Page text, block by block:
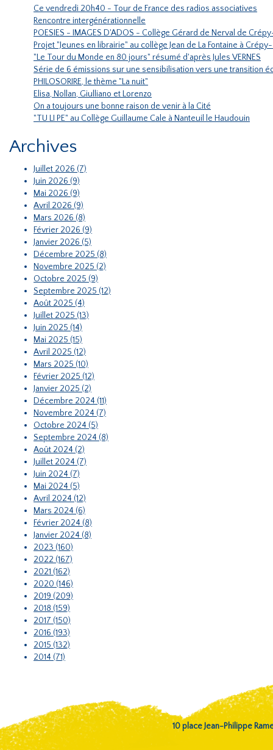
Ce vendredi 20h40 - Tour de France des radios associatives
Rencontre intergénérationnelle
POESIES - IMAGES D'ADOS - Collège Gérard de Nerval de
Projet "Jeunes en librairie" au collège Jean de La Fontaine à
"Le Tour du Monde en 80 jours" résumé d'après Jules VERNES
Série de 6 émissions sur une sensibilisation vers une transition
PHILOSORIRE, le thème "La nuit"
Elisa, Nollan, Giulliano et Lorenzo
On a toujours une bonne raison de venir à la Cité
"TU LI PE" au Collège Guillaume Cale à Nanteuil le Haudouin
Archives
Juillet 2026 (7)
Juin 2026 (9)
Mai 2026 (9)
Avril 2026 (9)
Mars 2026 (8)
Février 2026 (9)
Janvier 2026 (5)
Décembre 2025 (8)
Novembre 2025 (2)
Octobre 2025 (9)
Septembre 2025 (12)
Août 2025 (4)
Juillet 2025 (13)
Juin 2025 (14)
Mai 2025 (15)
Avril 2025 (12)
Mars 2025 (10)
Février 2025 (12)
Janvier 2025 (2)
Décembre 2024 (11)
Novembre 2024 (7)
Octobre 2024 (5)
Septembre 2024 (8)
Août 2024 (2)
Juillet 2024 (7)
Juin 2024 (7)
Mai 2024 (5)
Avril 2024 (12)
Mars 2024 (6)
Février 2024 (8)
Janvier 2024 (8)
2023 (160)
2022 (167)
2021 (162)
2020 (146)
2019 (209)
2018 (159)
2017 (150)
2016 (193)
2015 (132)
2014 (71)
10 place Jean-Philippe